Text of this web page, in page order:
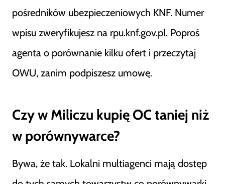
pośredników ubezpieczeniowych KNF. Numer
wpisu zweryfikujesz na rpu.knf.gov.pl. Poproś
agenta o porównanie kilku ofert i przeczytaj
OWU, zanim podpiszesz umowę.
Czy w Miliczu kupię OC taniej niż
w porównywarce?
Bywa, że tak. Lokalni multiagenci mają dostęp